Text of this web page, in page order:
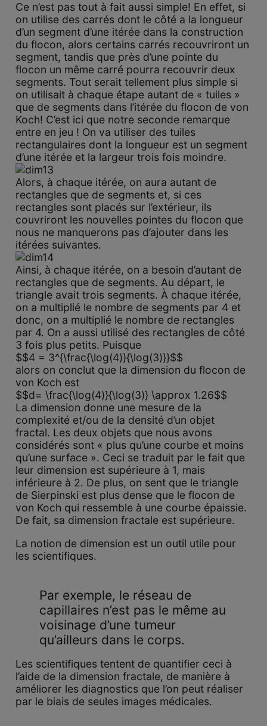
Ce n’est pas tout à fait aussi simple! En effet, si
on utilise des carrés dont le côté a la longueur
d’un segment d’une itérée dans la construction
du flocon, alors certains carrés recouvriront un
segment, tandis que près d’une pointe du
flocon un même carré pourra recouvrir deux
segments. Tout serait tellement plus simple si
on utilisait à chaque étape autant de « tuiles »
que de segments dans l’itérée du flocon de von
Koch! C’est ici que notre seconde remarque
entre en jeu ! On va utiliser des tuiles
rectangulaires dont la longueur est un segment
d’une itérée et la largeur trois fois moindre.
Alors, à chaque itérée, on aura autant de
rectangles que de segments et, si ces
rectangles sont placés sur l’extérieur, ils
couvriront les nouvelles pointes du flocon que
nous ne manquerons pas d’ajouter dans les
itérées suivantes.
Ainsi, à chaque itérée, on a besoin d’autant de
rectangles que de segments. Au départ, le
triangle avait trois segments. À chaque itérée,
on a multiplié le nombre de segments par 4 et
donc, on a multiplié le nombre de rectangles
par 4. On a aussi utilisé des rectangles de côté
3 fois plus petits. Puisque
$$4 = 3^{\frac{\log(4)}{\log(3)}}$$
alors on conclut que la dimension du flocon de
von Koch est
$$d= \frac{\log(4)}{\log(3)} \approx 1.26$$
La dimension donne une mesure de la
complexité et/ou de la densité d’un objet
fractal. Les deux objets que nous avons
considérés sont « plus qu’une courbe et moins
qu’une surface ». Ceci se traduit par le fait que
leur dimension est supérieure à 1, mais
inférieure à 2. De plus, on sent que le triangle
de Sierpinski est plus dense que le flocon de
von Koch qui ressemble à une courbe épaissie.
De fait, sa dimension fractale est supérieure.
La notion de dimension est un outil utile pour
les scientifiques.
Par exemple, le réseau de
capillaires n’est pas le même au
voisinage d’une tumeur
qu’ailleurs dans le corps.
Les scientifiques tentent de quantifier ceci à
l’aide de la dimension fractale, de manière à
améliorer les diagnostics que l’on peut réaliser
par le biais de seules images médicales.